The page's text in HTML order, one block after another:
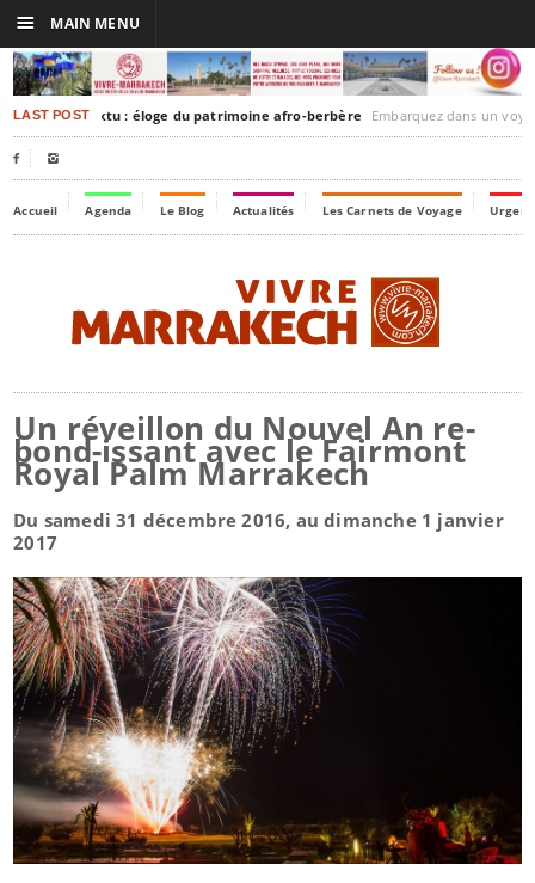
LAST POST
Timbuktu : éloge du patrimoine afro-berbère Embarquez dans un voyage culturel dans le
 
Accueil Agenda Le Blog Actualités Les Carnets de Voyage
Un réveillon du Nouvel An re-
bond-issant avec le Fairmont
Royal Palm Marrakech
Du samedi 31 décembre 2016, au dimanche 1 janvier
2017
☰ MAIN MENU